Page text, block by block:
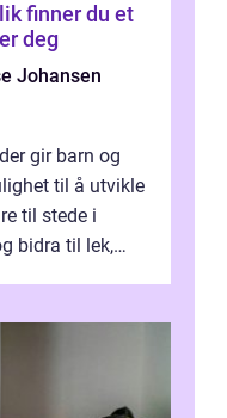
finner du et
deg
Johansen
gir barn og
til å utvikle
til stede i
bidra til lek,